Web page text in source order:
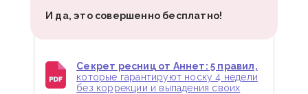
И да, это совершенно бесплатно!
Секрет ресниц от Аннет: 5 правил,
которые гарантируют носку 4 недели
без коррекции и выпадения своих